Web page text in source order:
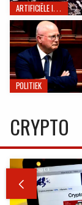
ARTIFICIËLE INTELLIGENTIE
POLITIEK
CRYPTO
